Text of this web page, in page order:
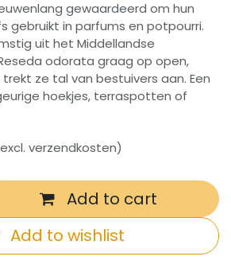
gewaardeerd om hun
gebruikt in parfums en potpourri.
uit het Middellandse
odorata graag op open,
ze tal van bestuivers aan. Een
hoekjes, terraspotten of
verzendkosten)
Add to cart
Add to wishlist